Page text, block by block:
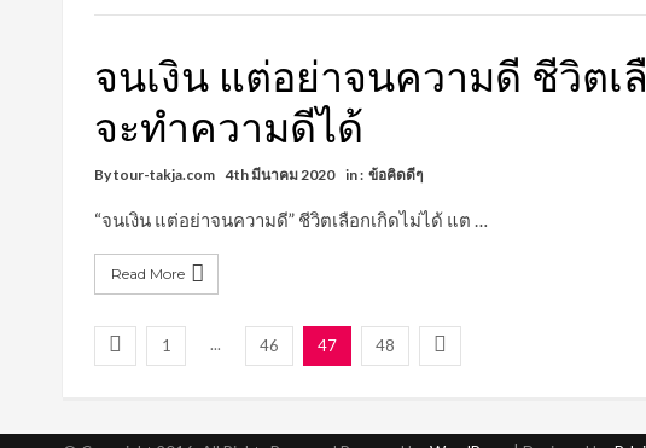
จนเงิน แต่อย่าจนความดี ชีวิตเ
จะทำความดีได้
Bytour-takja.com 4th มีนาคม 2020 in : ข้อคิดดีๆ
“จนเงิน แต่อย่าจนความดี” ชีวิตเลือกเกิดไม่ได้ แต …
Read More
1 ... 46 47 48